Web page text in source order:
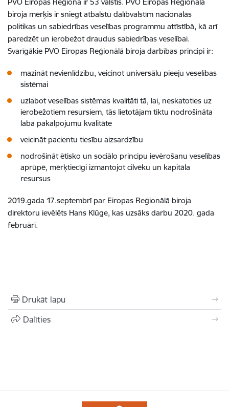
biroja mērķis ir sniegt atbalstu dalībvalstīm nacionālās
politikas un sabiedrības veselības programmu attīstībā, kā arī
paredzēt un ierobežot draudus sabiedrības veselībai.
Svarīgākie PVO Eiropas Reģionālā biroja darbības principi ir:
mazināt nevienlīdzību, veicinot universālu pieeju veselības
sistēmai
uzlabot veselības sistēmas kvalitāti tā, lai, neskatoties uz
ierobežotiem resursiem, tās lietotājam tiktu nodrošināta
laba pakalpojumu kvalitāte
veicināt pacientu tiesību aizsardzību
nodrošināt ētisko un sociālo principu ievērošanu veselības
aprūpē, mērķtiecīgi izmantojot cilvēku un kapitāla
resursus
2019.gada 17.septembrī par Eiropas Reģionālā biroja
direktoru ievēlēts Hans Klūge, kas uzsāks darbu 2020. gada
februārī.
Drukāt lapu
Dalīties